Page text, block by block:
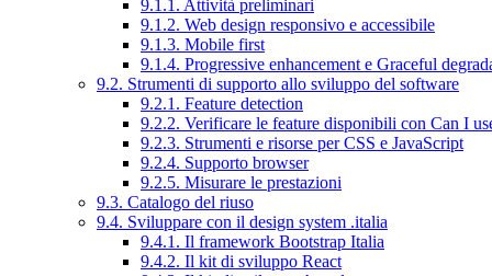
9.1.1. Attività preliminari
9.1.2. Web design responsivo e accessibile
9.1.3. Mobile first
9.1.4. Progressive enhancement e Graceful
9.2. Strumenti di supporto allo sviluppo del software
9.2.1. Feature detection
9.2.2. Verificare le feature disponibili con Can I
9.2.3. Strumenti e risorse per CSS e JavaScript
9.2.4. Supporto browser
9.2.5. Misurare le prestazioni
9.3. Catalogo del riuso
9.4. Sviluppare con il design system .italia
9.4.1. Il framework Bootstrap Italia
9.4.2. Il kit di sviluppo React